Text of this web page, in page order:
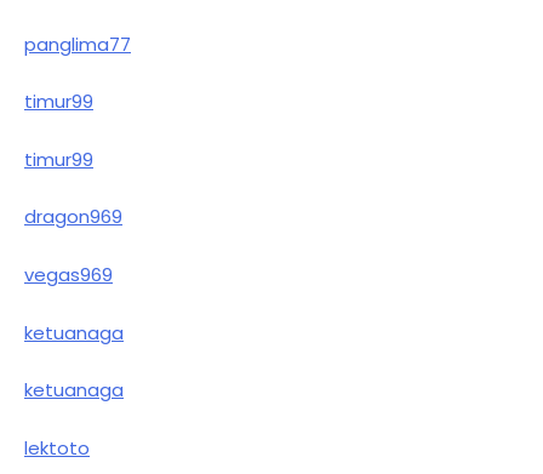
panglima77
timur99
timur99
dragon969
vegas969
ketuanaga
ketuanaga
lektoto